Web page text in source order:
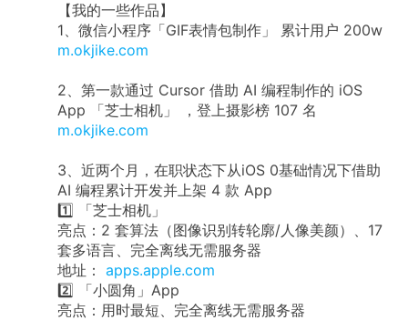
【我的一些作品】
1、微信小程序「GIF表情包制作」 累计用户 200w
m.okjike.com
2、第一款通过 Cursor 借助 AI 编程制作的 iOS
App 「芝士相机」 ，登上摄影榜 107 名
m.okjike.com
3、近两个月，在职状态下从iOS 0基础情况下借助
AI 编程累计开发并上架 4 款 App
1️⃣ 「芝士相机」
亮点：2 套算法（图像识别转轮廓/人像美颜）、17
套多语言、完全离线无需服务器
地址： apps.apple.com
2️⃣ 「小圆角」App
亮点：用时最短、完全离线无需服务器